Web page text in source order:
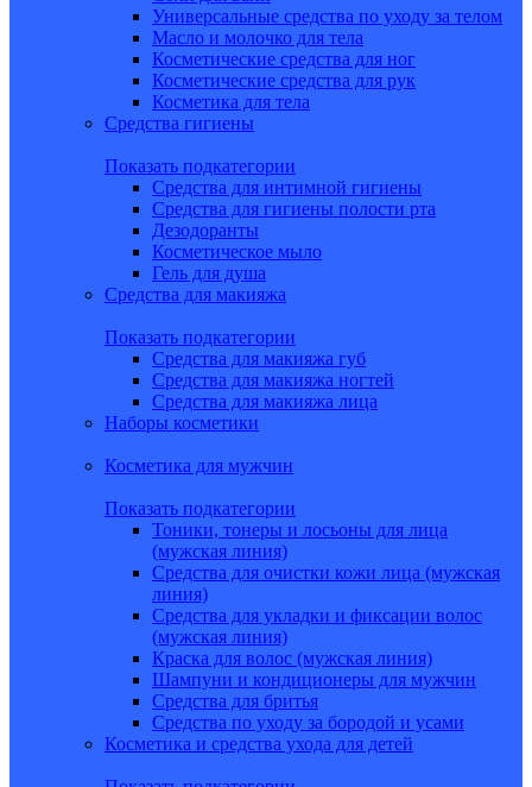
Универсальные средства по уходу за телом
Масло и молочко для тела
Косметические средства для ног
Косметические средства для рук
Косметика для тела
Средства гигиены
Показать подкатегории
Средства для интимной гигиены
Средства для гигиены полости рта
Дезодоранты
Косметическое мыло
Гель для душа
Средства для макияжа
Показать подкатегории
Средства для макияжа губ
Средства для макияжа ногтей
Средства для макияжа лица
Наборы косметики
Косметика для мужчин
Показать подкатегории
Тоники, тонеры и лосьоны для лица
(мужская линия)
Средства для очистки кожи лица (мужская
линия)
Средства для укладки и фиксации волос
(мужская линия)
Краска для волос (мужская линия)
Шампуни и кондиционеры для мужчин
Средства для бритья
Средства по уходу за бородой и усами
Косметика и средства ухода для детей